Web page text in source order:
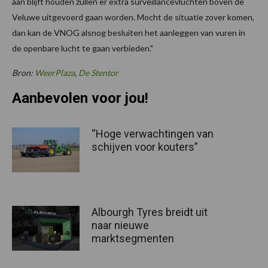
Veluwe uitgevoerd gaan worden. Mocht de situatie zover komen,
dan kan de VNOG alsnog besluiten het aanleggen van vuren in
de openbare lucht te gaan verbieden."
Bron: WeerPlaza, De Stentor
Aanbevolen voor jou!
“Hoge verwachtingen van
schijven voor kouters”
Albourgh Tyres breidt uit
naar nieuwe
marktsegmenten